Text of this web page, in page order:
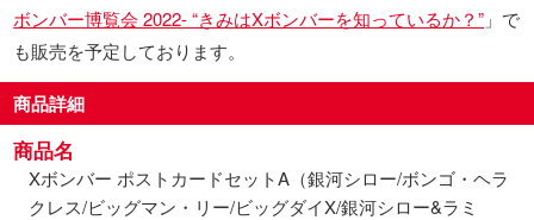
ボンバー博覧会 2022- “きみはXボンバーを知っているか？” 」で
も販売を予定しております。
商品詳細
商品名
Xボンバー ポストカードセットA（銀河シロー/ボンゴ・ヘラ
クレス/ビッグマン・リー/ビッグダイX/銀河シロー&ラミ